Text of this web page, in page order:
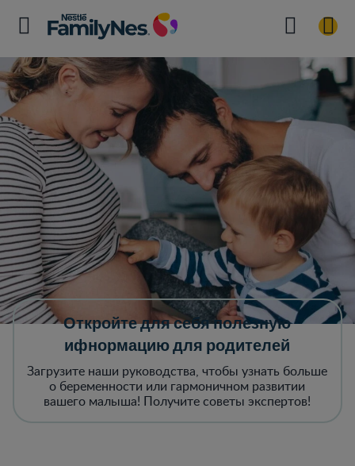
Откройте для себя полезную
ифнормацию для родителей
Загрузите наши руководства, чтобы узнать больше
о беременности или гармоничном развитии
вашего малыша! Получите советы экспертов!